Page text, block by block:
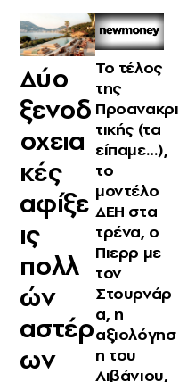
Δύο
ξενοδ
οχεια
κές
αφίξε
ις
πολλ
ών
αστέρ
ων
Το τέλος
της
Προανακρι
τικής (τα
είπαμε…),
το
μοντέλο
ΔΕΗ στα
τρένα, ο
Πιερρ με
τον
Στουρνάρ
α, η
αξιολόγησ
η του
Λιβάνιου,